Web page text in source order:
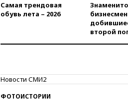
Самая трендовая
обувь лета – 2026
второй
Новости СМИ2
ФОТОИСТОРИИ